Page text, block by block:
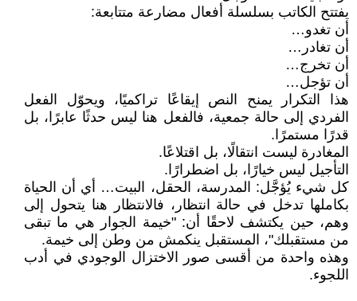
يفتتح الكاتب بسلسلة أفعال مضارعة متتابعة:
أن تغدو…
أن تغادر…
أن تخرج…
أن تؤجل…
هذا التكرار يمنح النص إيقاعًا تراكميًا، ويحوّل الفعل
الفردي إلى حالة جمعية، فالفعل هنا ليس حدثًا عابرًا، بل
قدرًا مستمرًا.
المغادرة ليست انتقالًا، بل اقتلاعًا.
التأجيل ليس خيارًا، بل اضطرارًا.
كل شيء يُؤجَّل: المدرسة، الحقل، البيت… أي أن الحياة
بكاملها تدخل في حالة انتظار، فالانتظار هنا يتحول إلى
وهم، حين يكتشف لاحقًا أن: "خيمة الجوار هي ما تبقى
من مستقبلك"، المستقبل ينكمش من وطن إلى خيمة.
وهذه واحدة من أقسى صور الاختزال الوجودي في أدب
اللجوء.